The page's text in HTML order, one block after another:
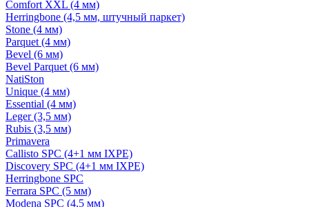
Comfort XXL (4 мм)
Herringbone (4,5 мм, штучный паркет)
Stone (4 мм)
Parquet (4 мм)
Bevel (6 мм)
Bevel Parquet (6 мм)
NatiSton
Unique (4 мм)
Essential (4 мм)
Leger (3,5 мм)
Rubis (3,5 мм)
Primavera
Callisto SPC (4+1 мм IXPE)
Discovery SPC (4+1 мм IXPE)
Herringbone SPC
Ferrara SPC (5 мм)
Modena SPC (4,5 мм)